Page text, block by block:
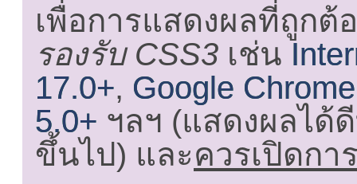
เพื่อการแสดงผลที่ถูกต้
รองรับ CSS3 เช่น
17.0+, Google
5.0+ ฯลฯ (แสดงผลได้
ขึ้นไป) และควรเปิดกา